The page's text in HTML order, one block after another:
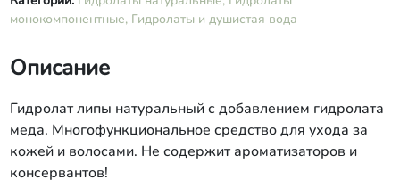
монокомпонентные, Гидролаты и душистая вода
Описание
Гидролат липы натуральный с добавлением гидролата
меда. Многофункциональное средство для ухода за
кожей и волосами. Не содержит ароматизаторов и
консервантов!